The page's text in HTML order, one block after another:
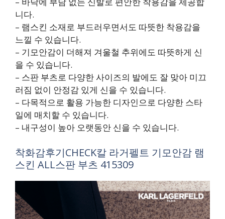
니다.
– 램스킨 소재로 부드러우면서도 따뜻한 착용감을
느낄 수 있습니다.
– 기모안감이 더해져 겨울철 추위에도 따뜻하게 신
을 수 있습니다.
– 스판 부츠로 다양한 사이즈의 발에도 잘 맞아 미끄
러짐 없이 안정감 있게 신을 수 있습니다.
– 다목적으로 활용 가능한 디자인으로 다양한 스타
일에 매치할 수 있습니다.
– 내구성이 높아 오랫동안 신을 수 있습니다.
착화감후기CHECK칼 라거펠트 기모안감 램
스킨 ALL스판 부츠 415309